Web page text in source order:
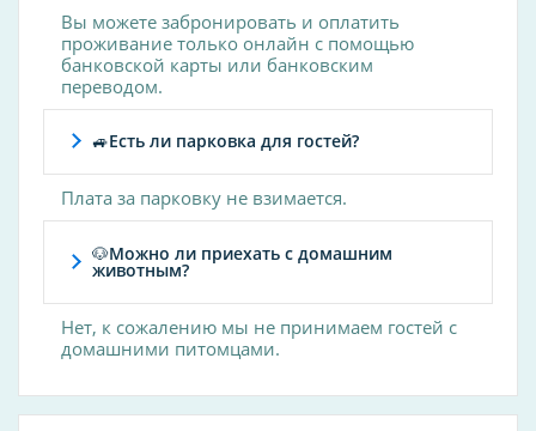
Детский клуб
Wi-Fi в номере
Терраса
кафе
круглосуточная стойка регистрации
массаж
сауна
Вы можете забронировать и оплатить
проживание только онлайн с помощью
банковской карты или банковским
переводом.
🚙Есть ли парковка для гостей?
Плата за парковку не взимается.
🐶Можно ли приехать с домашним
животным?
Нет, к сожалению мы не принимаем гостей с
домашними питомцами.